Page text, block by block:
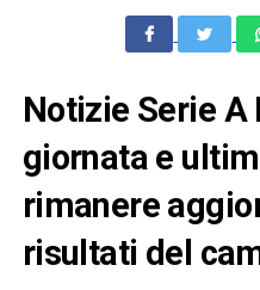
Notizie Serie A
giornata e
rimanere
risultati del